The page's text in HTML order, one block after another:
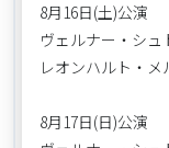
8月16日(土)公演
ヴェルナー・シ
レオンハルト・
8月17日(日)公演